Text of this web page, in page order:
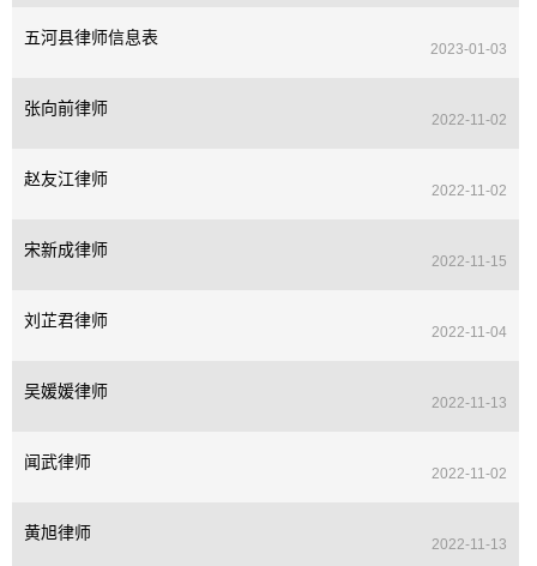
五河县律师信息表
2023-01-03
张向前律师
2022-11-02
赵友江律师
2022-11-02
宋新成律师
2022-11-15
刘芷君律师
2022-11-04
吴媛媛律师
2022-11-13
闻武律师
2022-11-02
黄旭律师
2022-11-13